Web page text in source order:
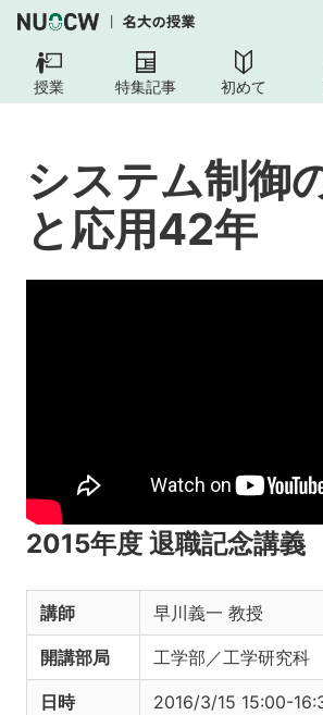
授業 特集記事 初めて
システム制御
と応用42年
2015年度 退職記念講義
講師 早川義一 教授
開講部局 工学部／工学研究科
日時 2016/3/15 15:00-